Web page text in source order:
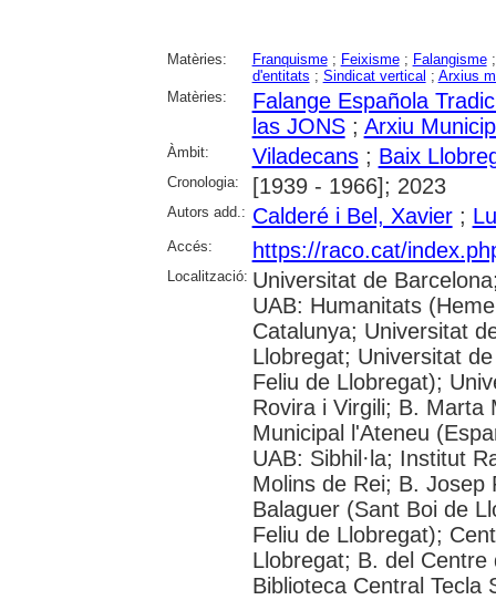
Matèries: Franquisme; Feixisme; Falangisme
d'entitats ; Sindicat vertical ; Arxius
Matèries:
Falange Española
las JONS; Arxiu
Àmbit: Viladecans; Baix
Cronologia: [1939 - 1966]; 2023
Autors add.: Calderé i Bel, Xavier;
Accés: https://raco.cat/
Localització: Universitat de
UAB: Humanitats
Catalunya; Universitat
Llobregat; Universitat
Feliu de Llobregat);
Rovira i Virgili; B. Marta
Municipal l'Ateneu
UAB: Sibhil·la; Institut
Molins de Rei; B. Josep
Balaguer (Sant Boi de
Feliu de Llobregat);
Llobregat; B. del
Biblioteca Central Tecla